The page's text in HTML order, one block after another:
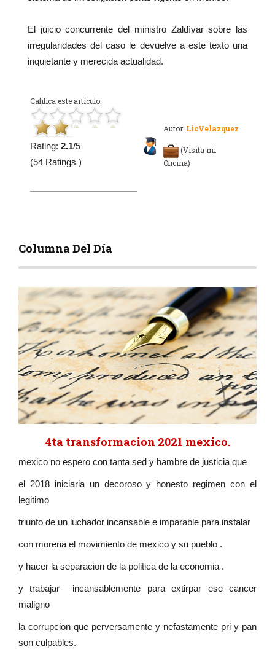
El juicio concurrente del ministro Zaldívar sobre las
irregularidades del caso le devuelve a este texto una
inquietante y merecida actualidad.
Califica este artículo:
Rating: 2.1/5
(54 Ratings )
Autor: LicVelazquez
(Visita mi
Oficina)
Columna Del Día
4ta transformacion 2021 mexico.
mexico no espero con tanta sed y hambre de justicia que
el 2018 iniciaria un decoroso y honesto regimen con el
legitimo
triunfo de un luchador incansable e imparable para instalar
con morena el movimiento de mexico y su pueblo .
y hacer la separacion de la politica de la economia .
y trabajar incansablemente para extirpar ese cancer
maligno
la corrupcion que perversamente y nefastamente pri y pan
son culpables.